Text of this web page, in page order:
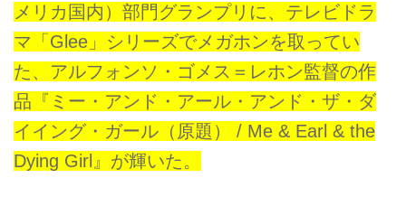
メリカ国内）部門グランプリに、テレビドラ
マ「Glee」シリーズでメガホンを取ってい
た、アルフォンソ・ゴメス＝レホン監督の作
品『ミー・アンド・アール・アンド・ザ・ダ
イイング・ガール（原題） / Me & Earl & the
Dying Girl』が輝いた。